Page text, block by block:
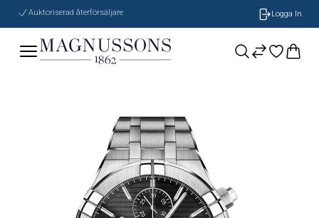
Auktoriserad återförsäljare Logga In